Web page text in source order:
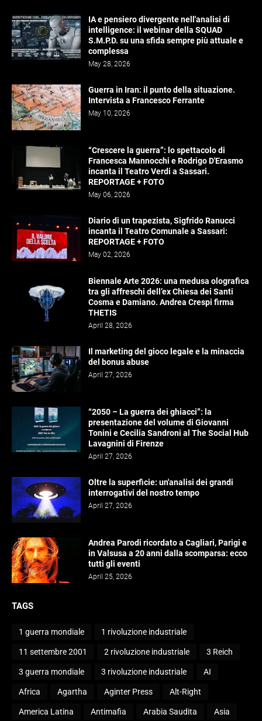
IA e pensiero divergente nell'analisi di
intelligence: il webinar della SQUAD
S.M.P.D. su una sfida sempre più attuale e
complessa
May 28, 2026
Guerra in Iran: il punto della situazione.
Intervista a Francesco Ferrante
May 10, 2026
“Crescere la guerra”: lo spettacolo di
Francesca Mannocchi e Rodrigo D'Erasmo
incanta il Teatro Verdi a Sassari.
REPORTAGE + FOTO
May 06, 2026
Diario di un trapezista, Sigfrido Ranucci
incanta il Teatro Comunale a Sassari:
REPORTAGE + FOTO
May 02, 2026
Biennale Arte 2026: una medusa olografica
tra gli affreschi dell’ex Chiesa dei Santi
Cosma e Damiano. Andrea Crespi firma
THETIS
April 28, 2026
Il marketing del gioco legale e la minaccia
del bonus abuse
April 27, 2026
“2050 – La guerra dei ghiacci”: la
presentazione del volume di Giovanni
Tonini e Cecilia Sandroni al The Social Hub
Lavagnini di Firenze
April 27, 2026
Oltre la superficie: un'analisi dei grandi
interrogativi del nostro tempo
April 27, 2026
Andrea Parodi ricordato a Cagliari, Parigi e
in Valsusa a 20 anni dalla scomparsa: ecco
tutti gli eventi
April 25, 2026
TAGS
1 guerra mondiale 1 rivoluzione industriale
11 settembre 2001 2 rivoluzione industriale 3 Reich
3 guerra mondiale 3 rivoluzione industriale AI
Africa Agartha Aginter Press Alt-Right
America Latina Antimafia Arabia Saudita Asia